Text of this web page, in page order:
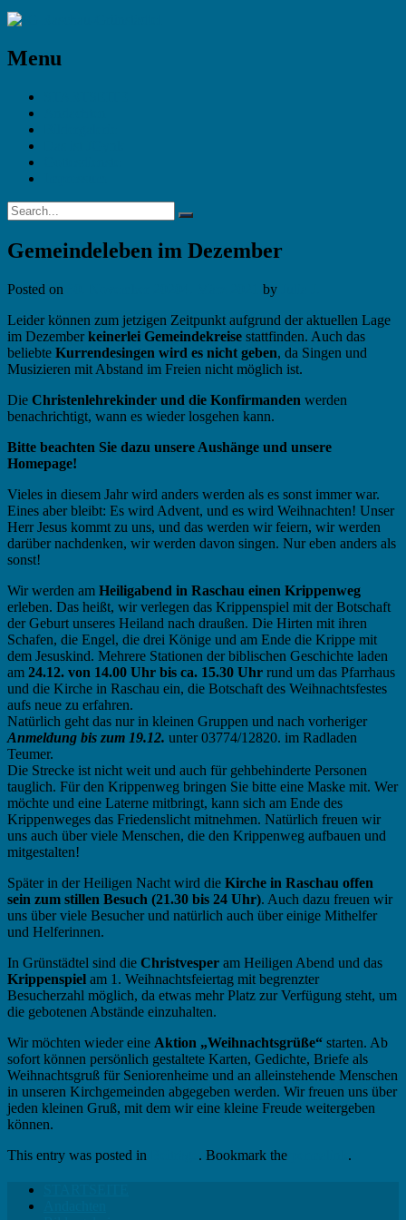
Menu
Gemeindeleben im Dezember
Posted on by
Leider können zum jetzigen Zeitpunkt aufgrund der aktuellen Lage
im Dezemberkeinerlei Gemeindekreise stattfinden. Auch das
beliebte Kurrendesingen wird es nicht geben, da Singen und
Musizieren mit Abstand im Freien nicht möglich ist.
Die Christenlehrekinder und die Konfirmanden werden
benachrichtigt, wann es wieder losgehen kann.
Bitte beachten Sie dazu unsere Aushänge und unsere
Homepage!
Vieles in diesem Jahr wird anders werden als es sonst immer war.
Eines aber bleibt: Es wird Advent, und es wird Weihnachten! Unser
Herr Jesus kommt zu uns, und das werden wir feiern, wir werden
darüber nachdenken, wir werden davon singen. Nur eben anders als
sonst!
Wir werden am Heiligabend in Raschau einen Krippenweg
erleben. Das heißt, wir verlegen das Krippenspiel mit der Botschaft
der Geburt unseres Heiland nach draußen. Die Hirten mit ihren
Schafen, die Engel, die drei Könige und am Ende die Krippe mit
dem Jesuskind. Mehrere Stationen der biblischen Geschichte laden
am 24.12. von 14.00 Uhr bis ca. 15.30 Uhr rund um das Pfarrhaus
und die Kirche in Raschau ein, die Botschaft des Weihnachtsfestes
aufs neue zu erfahren.
Natürlich geht das nur in kleinen Gruppen und nach vorheriger
Anmeldung bis zum 19.12. unter 03774/12820. im Radladen
Teumer.
Die Strecke ist nicht weit und auch für gehbehinderte Personen
tauglich. Für den Krippenweg bringen Sie bitte eine Maske mit. Wer
möchte und eine Laterne mitbringt, kann sich am Ende des
Krippenweges das Friedenslicht mitnehmen. Natürlich freuen wir
uns auch über viele Menschen, die den Krippenweg aufbauen und
mitgestalten!
Später in der Heiligen Nacht wird die Kirche in Raschau offen
sein zum stillen Besuch (21.30 bis 24 Uhr). Auch dazu freuen wir
uns über viele Besucher und natürlich auch über einige Mithelfer
und Helferinnen.
In Grünstädtel sind die Christvesper am Heiligen Abend und das
Krippenspiel am 1. Weihnachtsfeiertag mit begrenzter
Besucherzahl möglich, da etwas mehr Platz zur Verfügung steht, um
die gebotenen Abstände einzuhalten.
Wir möchten wieder eine Aktion „Weihnachtsgrüße“ starten. Ab
sofort können persönlich gestaltete Karten, Gedichte, Briefe als
Weihnachtsgruß für Seniorenheime und an alleinstehende Menschen
in unseren Kirchgemeinden abgegeben werden. Wir freuen uns über
jeden kleinen Gruß, mit dem wir eine kleine Freude weitergeben
können.
This entry was posted in
. Bookmark the .